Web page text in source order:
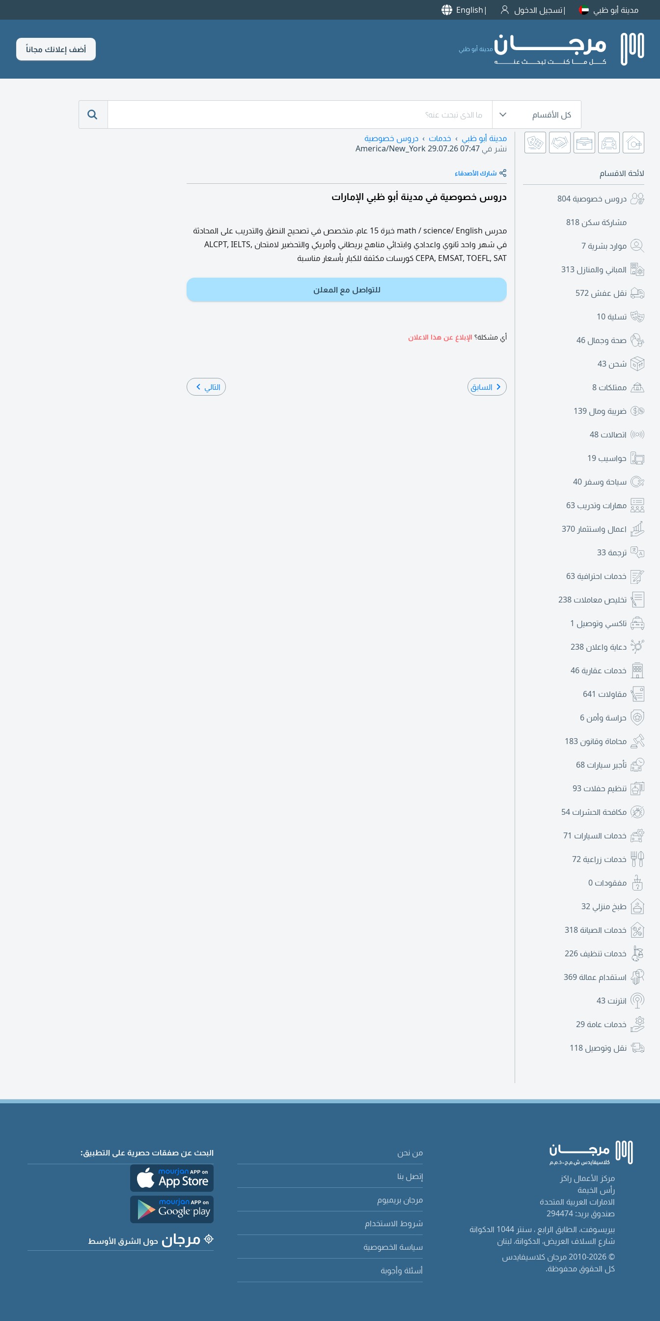
مدينة أبو ظبي تسجيل الدخول English
مدينة أبو ظبي أضف إعلانك مجاناً
كل الأقسام
لائحة الاقسام
دروس خصوصية 804
مشاركة سكن 818
موارد بشرية 7
المباني والمنازل 313
نقل عفش 572
تسلية 10
صحة وجمال 46
شحن 43
ممتلكات 8
ضريبة ومال 139
اتصالات 48
حواسيب 19
سياحة وسفر 40
مهارات وتدريب 63
اعمال واستثمار 370
ترجمة 33
خدمات احترافية 63
تخليص معاملات 238
تاكسي وتوصيل 1
دعاية واعلان 238
خدمات عقارية 46
مقاولات 641
حراسة وأمن 6
محاماة وقانون 183
تأجير سيارات 68
تنظيم حفلات 93
مكافحة الحشرات 54
خدمات السيارات 71
خدمات زراعية 72
مفقودات 0
طبخ منزلي 32
خدمات الصيانة 318
خدمات تنظيف 226
استقدام عمالة 369
انترنت 43
خدمات عامة 29
نقل وتوصيل 118
مدينة أبو ظبي خدمات
دروس خصوصية
نشر في 29.07.26 07:47
شارك الأصدقاء
دروس خصوصية في مدينة أبو ظبي الإمارات
مدرس math / science/ English خبرة 15 عام، متخصص في تصحيح النطق والتدريب على المحادثة
في شهر واحد ثانوي واعدادي وابتدائي مناهج بريطاني وأمريكي والتحضير لامتحان ALCPT, IELTS,
CEPA, EMSAT, TOEFL, SAT كورسات مكثفة للكبار بأسعار مناسبة
للتواصل مع المعلن
أي مشكلة؟ الإبلاغ عن هذا الاعلان
السابق التالي
مركز الأعمال راكز
رأس الخيمة
الامارات العربية المتحدة
صندوق بريد: 294474
بيريسوفت، الطابق الرابع ، سنتر 1044 الدكوانة
شارع السلاف العريض، الدكوانة، لبنان
© 2010-2026 مرجان كلاسيفايدس
كل الحقوق محفوظة.
من نحن
إتصل بنا
مرجان بريميوم
شروط الاستخدام
سياسة الخصوصية
أسئلة وأجوبة
البحث عن صفقات حصرية على التطبيق:
مرجان حول الشرق الأوسط